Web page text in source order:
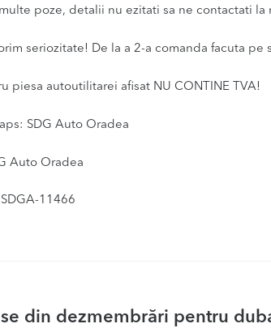
poze, detalii nu ezitati sa ne contactati
seriozitate! De la a 2-a comanda facuta
piesa autoutilitarei afisat NU CONTINE TVA!
SDG Auto Oradea
Auto Oradea
11466
din dezmembrări pentru